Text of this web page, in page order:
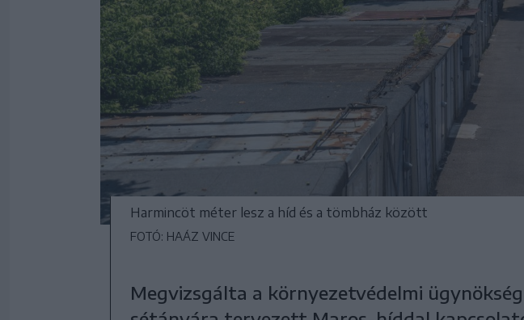
Harmincöt méter lesz a híd és a tömbház között
FOTÓ: HAÁZ VINCE
Megvizsgálta a környezetvédelmi